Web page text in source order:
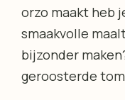
orzo maakt heb
smaakvolle
bijzonder
geroosterde